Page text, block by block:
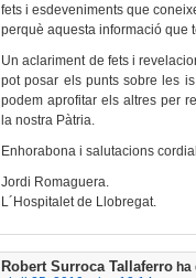
fets i esdeveniments que
perquè aquesta informació que
Un aclariment de fets i
pot posar els punts sobre les
podem aprofitar els altres per
la nostra Pàtria.
Enhorabona i salutacions
Jordi Romaguera.
L´Hospitalet de Llobregat.
Robert Surroca Tallaferro ha